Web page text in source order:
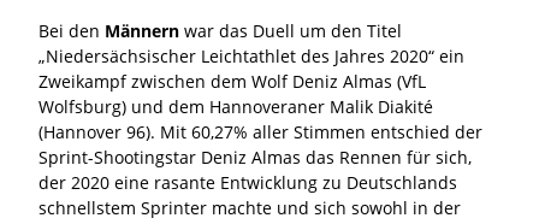
Bei den Männern war das Duell um den Titel
„Niedersächsischer Leichtathlet des Jahres 2020“ ein
Zweikampf zwischen dem Wolf Deniz Almas (VfL
Wolfsburg) und dem Hannoveraner Malik Diakité
(Hannover 96). Mit 60,27% aller Stimmen entschied der
Sprint-Shootingstar Deniz Almas das Rennen für sich,
der 2020 eine rasante Entwicklung zu Deutschlands
schnellstem Sprinter machte und sich sowohl in der